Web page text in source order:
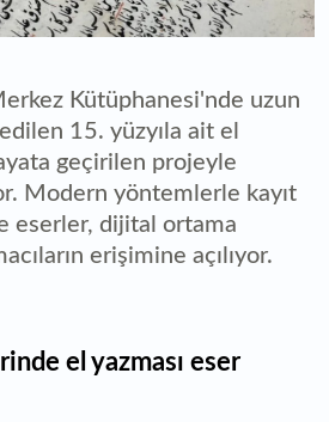
Kütüphanesi'nde uzun
15. yüzyıla ait el
geçirilen projeyle
Modern yöntemlerle kayıt
eserler, dijital ortama
erişimine açılıyor.
el yazması eser